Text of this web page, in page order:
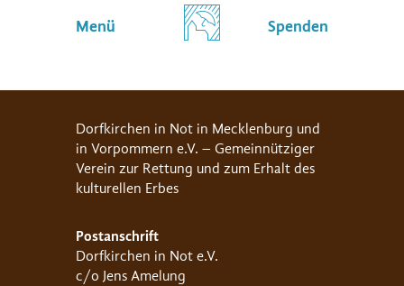
Menü Spenden
Dorfkirchen in Not in Mecklenburg und
in Vorpommern e.V. – Gemeinnütziger
Verein zur Rettung und zum Erhalt des
kulturellen Erbes
Postanschrift
Dorfkirchen in Not e.V.
c/o Jens Amelung